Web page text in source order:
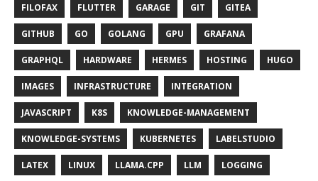
FILOFAX FLUTTER GARAGE GIT GITEA
GITHUB GO GOLANG GPU GRAFANA
GRAPHQL HARDWARE HERMES HOSTING HUGO
IMAGES INFRASTRUCTURE INTEGRATION
JAVASCRIPT K8S KNOWLEDGE-MANAGEMENT
KNOWLEDGE-SYSTEMS KUBERNETES LABELSTUDIO
LATEX LINUX LLAMA.CPP LLM LOGGING